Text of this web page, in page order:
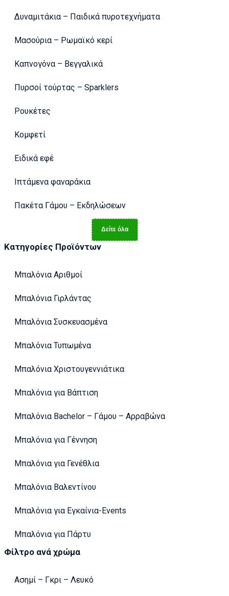
Δυναμιτάκια – Παιδικά πυροτεχνήματα
Μασούρια – Ρωμαϊκό κερί
Καπνογόνα – Βεγγαλικά
Πυρσοί τούρτας – Sparklers
Ρουκέτες
Κομφετί
Ειδικά εφέ
Ιπτάμενα φαναράκια
Πακέτα Γάμου – Εκδηλώσεων
Δείτε όλα
Κατηγορίες Προϊόντων
Μπαλόνια Αριθμοί
Μπαλόνια Γιρλάντας
Μπαλόνια Συσκευασμένα
Μπαλόνια Τυπωμένα
Μπαλόνια Χριστουγεννιάτικα
Μπαλόνια για Βάπτιση
Μπαλόνια Bachelor – Γάμου – Αρραβώνα
Μπαλόνια για Γέννηση
Μπαλόνια για Γενέθλια
Μπαλόνια Βαλεντίνου
Μπαλόνια για Εγκαίνια-Events
Μπαλόνια για Πάρτυ
Φίλτρο ανά χρώμα
Ασημί – Γκρι – Λευκό